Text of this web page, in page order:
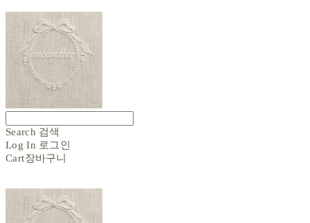
Search 검색
Log In 로그인
Cart장바구니